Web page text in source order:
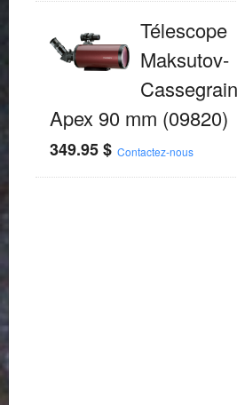
Télescope
Maksutov-
Apex 90 mm (09820)
349.95$ Contactez-nous